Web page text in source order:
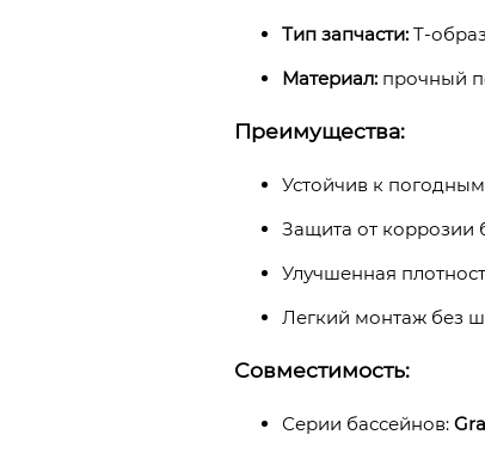
Тип запчасти:T-
Материал:прочный
Преимущества:
Устойчив к
Защита от коррозии
Улучшенная
Легкий монтаж без
Совместимость:
Серии бассейнов: